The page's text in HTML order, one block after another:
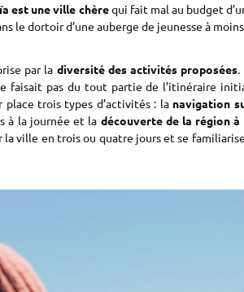
est une ville chèrequi fait mal au budget
le dortoir d’une auberge de jeunesse à
par la diversité des activités proposées.
faisait pas du tout partie de l’itinéraire
place trois types d’activités : la navigation
à la journée et la découverte de la région à
ville en trois ou quatre jours et se